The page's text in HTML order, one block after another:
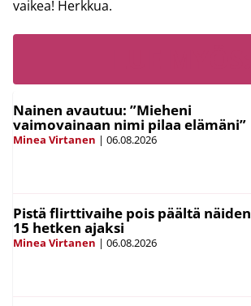
vaikea! Herkkua.
Nainen avautuu: ”Mieheni
vaimovainaan nimi pilaa elämäni”
Minea Virtanen | 06.08.2026
Pistä flirttivaihe pois päältä näiden
15 hetken ajaksi
Minea Virtanen | 06.08.2026